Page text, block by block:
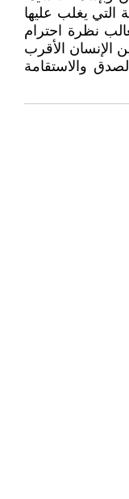
التي يغلب عليها
نظرة احترام
الإنسان الأقرب
والاستقامة